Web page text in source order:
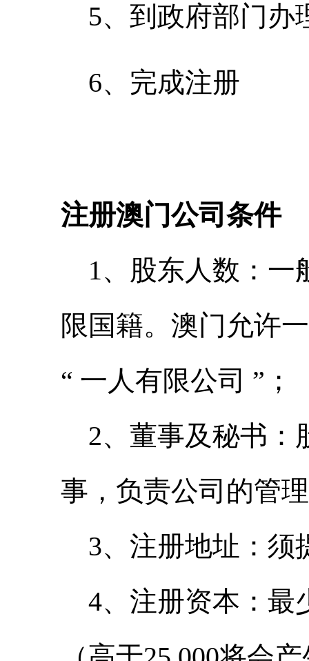
5、到政府部门办
6、完成注册
注册澳门公司条件
1、股东人数：一
限国籍。澳门允许
“ 一人有限公司 ”；
2、董事及秘书：
事，负责公司的管
3、注册地址：须
4、注册资本：最